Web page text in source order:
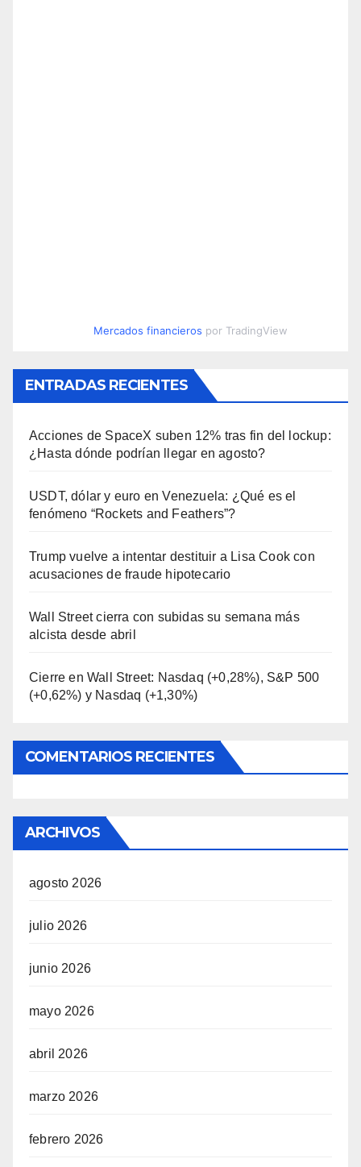
Mercados financieros por TradingView
ENTRADAS RECIENTES
Acciones de SpaceX suben 12% tras fin del lockup:
¿Hasta dónde podrían llegar en agosto?
USDT, dólar y euro en Venezuela: ¿Qué es el
fenómeno “Rockets and Feathers”?
Trump vuelve a intentar destituir a Lisa Cook con
acusaciones de fraude hipotecario
Wall Street cierra con subidas su semana más
alcista desde abril
Cierre en Wall Street: Nasdaq (+0,28%), S&P 500
(+0,62%) y Nasdaq (+1,30%)
COMENTARIOS RECIENTES
ARCHIVOS
agosto 2026
julio 2026
junio 2026
mayo 2026
abril 2026
marzo 2026
febrero 2026